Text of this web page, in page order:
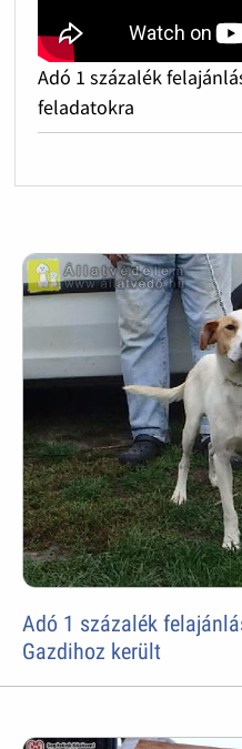
Adó 1 százalék
feladatokra
Adó 1 százalék
Gazdihoz került